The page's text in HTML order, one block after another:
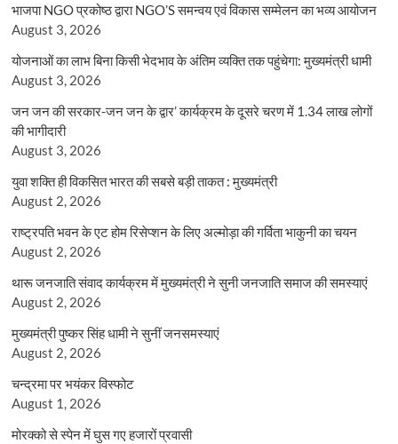
भाजपा NGO प्रकोष्ठ द्वारा NGO’S समन्वय एवं विकास सम्मेलन का भव्य आयोजन
August 3, 2026
योजनाओं का लाभ बिना किसी भेदभाव के अंतिम व्यक्ति तक पहुंचेगा: मुख्यमंत्री धामी
August 3, 2026
जन जन की सरकार-जन जन के द्वार’ कार्यक्रम के दूसरे चरण में 1.34 लाख लोगों
की भागीदारी
August 3, 2026
युवा शक्ति ही विकसित भारत की सबसे बड़ी ताकत : मुख्यमंत्री
August 2, 2026
राष्ट्रपति भवन के एट होम रिसेप्शन के लिए अल्मोड़ा की गर्विता भाकुनी का चयन
August 2, 2026
थारू जनजाति संवाद कार्यक्रम में मुख्यमंत्री ने सुनी जनजाति समाज की समस्याएं
August 2, 2026
मुख्यमंत्री पुष्कर सिंह धामी ने सुनीं जनसमस्याएं
August 2, 2026
चन्द्रमा पर भयंकर विस्फोट
August 1, 2026
मोरक्को से स्पेन में घुस गए हजारों प्रवासी